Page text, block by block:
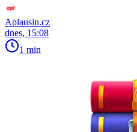
Aplausin.cz
dnes, 15:08
1 min